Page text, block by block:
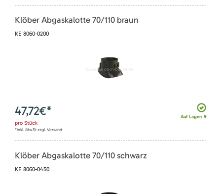
Klöber Abgaskalotte 70/110 braun
KE 8060-0200
Auf Lager: 9
47,72€*
pro Stück
*inkl. MwSt zzgl. Versand
Klöber Abgaskalotte 70/110 schwarz
KE 8060-0450